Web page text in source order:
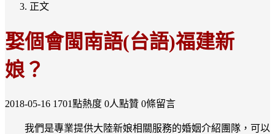
正文
娶個會閩南語(台語)福建新
娘？
2018-05-16 1701點熱度 0人點贊 0條留言
我們是專業提供大陸新娘相關服務的婚姻介紹團隊，可以